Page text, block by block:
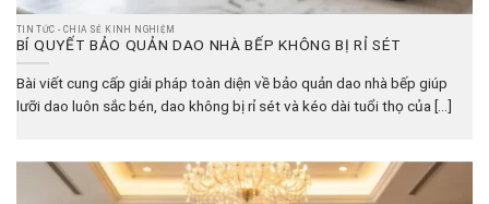
TIN TỨC - CHIA SẺ KINH NGHIỆM
BÍ QUYẾT BẢO QUẢN DAO NHÀ BẾP KHÔNG BỊ RỈ SÉT
Bài viết cung cấp giải pháp toàn diện về bảo quản dao nhà bếp giúp
lưỡi dao luôn sắc bén, dao không bị rỉ sét và kéo dài tuổi thọ của [...]